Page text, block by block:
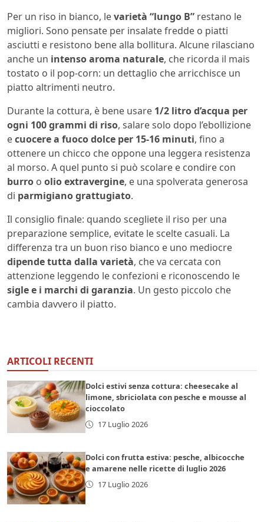
Per un riso in bianco, levarietà “lungo B” restano le
migliori. Sono pensate per insalate fredde o piatti
asciutti e resistono bene alla bollitura. Alcune rilasciano
anche un intenso aroma naturale, che ricorda il mais
tostato o il pop-corn: un dettaglio che arricchisce un
piatto altrimenti neutro.
Durante la cottura, è bene usare 1/2 litro d’acqua per
ogni 100 grammi di riso, salare solo dopo l’ebollizione
ecuocere a fuoco dolce per 15-16 minuti, fino a
ottenere un chicco che oppone una leggera resistenza
al morso. A quel punto si può scolare e condire con
burro o olio extravergine, e una spolverata generosa
di parmigiano grattugiato.
Il consiglio finale: quando scegliete il riso per una
preparazione semplice, evitate le scelte casuali. La
differenza tra un buon riso bianco e uno mediocre
dipende tutta dalla varietà, che va cercata con
attenzione leggendo le confezioni e riconoscendo le
sigle e i marchi di garanzia. Un gesto piccolo che
cambia davvero il piatto.
ARTICOLI RECENTI
Dolci estivi senza cottura: cheesecake al
limone, sbriciolata con pesche e mousse al
cioccolato
17 Luglio 2026
Dolci con frutta estiva: pesche, albicocche
e amarene nelle ricette di luglio 2026
17 Luglio 2026